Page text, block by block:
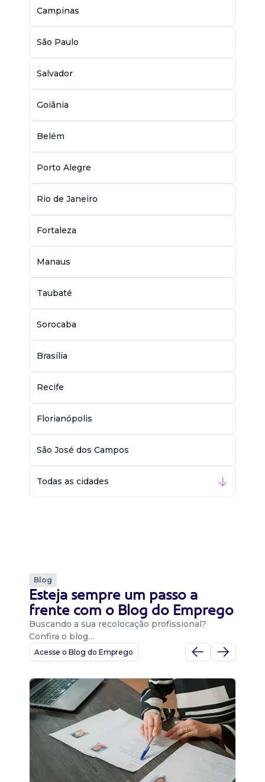
Campinas
São Paulo
Salvador
Goiânia
Belém
Porto Alegre
Rio de Janeiro
Fortaleza
Manaus
Taubaté
Sorocaba
Brasília
Recife
Florianópolis
São José dos Campos
Todas as cidades
Blog
Esteja sempre um passo a
frente com o Blog do Emprego
Buscando a sua recolocação profissional?
Confira o blog…
Acesse o Blog do Emprego